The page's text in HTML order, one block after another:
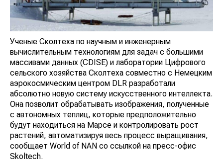
Ученые Сколтеха по научным и инженерным
вычислительным технологиям для задач с большими
массивами данных (CDISE) и лаборатории Цифрового
сельского хозяйства Сколтеха совместно с Немецким
аэрокосмическим центром DLR разработали
абсолютно новую систему искусственного интеллекта.
Она позволит обрабатывать изображения, полученные
с автономных теплиц, которые предположительно
будут находиться на Марсе и контролировать рост
растений, автоматизируя весь процесс выращивания,
сообщает World of NAN со ссылкой на пресс-офис
Skoltech.